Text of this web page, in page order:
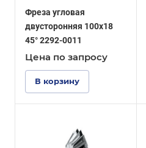
Фреза угловая
двусторонняя 100x18
45° 2292-0011
Цена по запросу
В корзину